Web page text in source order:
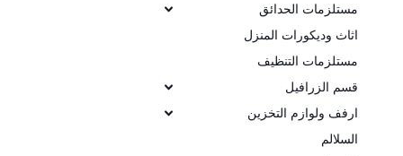
مستلزمات الحدائق
اثاث وديكورات المنزل
مستلزمات التنظيف
قسم الزرافيل
ارفف ولوازم التخزين
السلالم